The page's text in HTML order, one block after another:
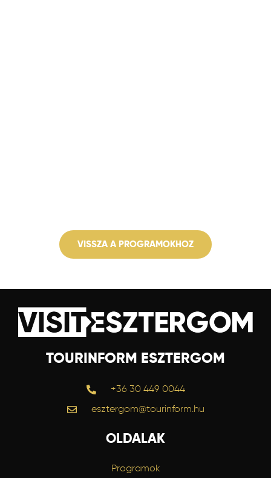
VISSZA A PROGRAMOKHOZ
TOURINFORM ESZTERGOM
+36 30 449 0044
esztergom@tourinform.hu
OLDALAK
Programok